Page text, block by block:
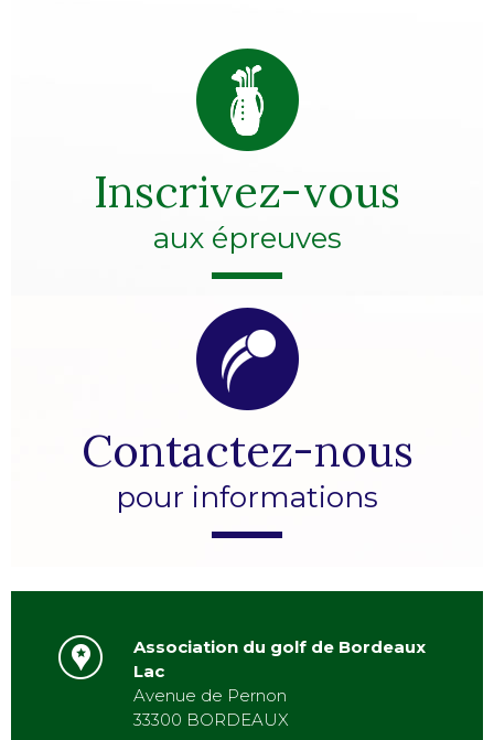
Inscrivez-vous
aux épreuves
Contactez-nous
pour informations
Association du golf de Bordeaux
Lac
Avenue de Pernon
33300 BORDEAUX